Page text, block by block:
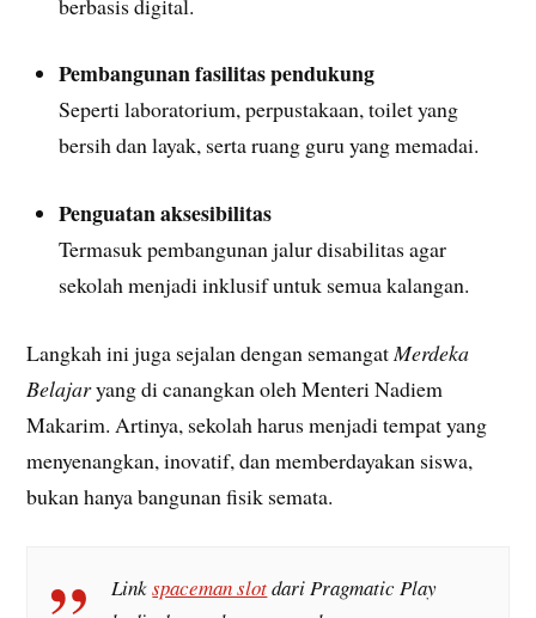
Pembangunan fasilitas pendukung
Seperti laboratorium, perpustakaan, toilet yang
bersih dan layak, serta ruang guru yang memadai.
Penguatan aksesibilitas
Termasuk pembangunan jalur disabilitas agar
sekolah menjadi inklusif untuk semua kalangan.
Langkah ini juga sejalan dengan semangatMerdeka
Belajaryang di canangkan oleh Menteri Nadiem
Makarim. Artinya, sekolah harus menjadi tempat yang
menyenangkan, inovatif, dan memberdayakan siswa,
bukan hanya bangunan fisik semata.
Linkspaceman slotdari Pragmatic Play